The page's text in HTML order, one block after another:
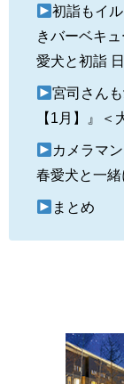
初詣もイ
きバーベキ
愛犬と初詣
宮司さん
【1月】』＜
カメラマ
春愛犬と一
まとめ